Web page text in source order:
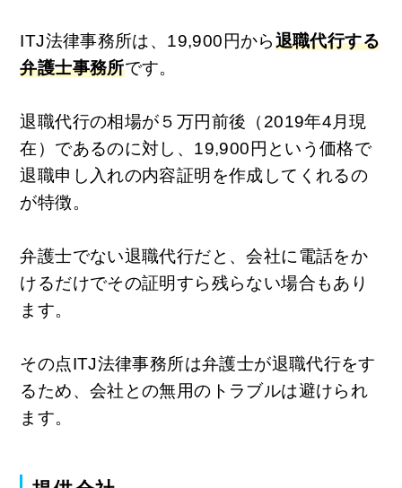
ITJ法律事務所は、19,900円から退職代行する
弁護士事務所です。
退職代行の相場が５万円前後（2019年4月現
在）であるのに対し、19,900円という価格で
退職申し入れの内容証明を作成してくれるの
が特徴。
弁護士でない退職代行だと、会社に電話をか
けるだけでその証明すら残らない場合もあり
ます。
その点ITJ法律事務所は弁護士が退職代行をす
るため、会社との無用のトラブルは避けられ
ます。